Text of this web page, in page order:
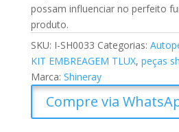
possam influenciar no perfeito
produto.
SKU: I-SH0033 Categorias:
KIT EMBREAGEM TLUX, peças
Marca: Shineray
Compre via